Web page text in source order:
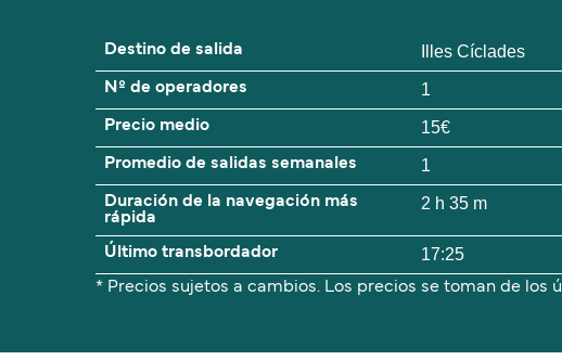
Destino de salida Illes Cíclades
Nº de operadores 1
Precio medio 15€
Promedio de salidas semanales 1
Duración de la navegación más
rápida
2 h 35 m
Último transbordador 17:25
* Precios sujetos a cambios. Los precios se toman de los